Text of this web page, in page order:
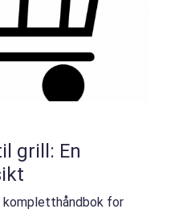
grill: En
kompletthåndbok for